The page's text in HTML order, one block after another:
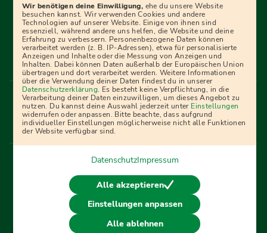
Ratgebern und Prüfungspaketen, interaktiven
Videokursen und vielem mehr. Für alle, die was werden
wollen!
Menü Fußleiste
Impressum Bildquellen Presse
Mediadaten
Partner
AGB Datenschutz
Widerrufsbelehrung
Bestellung
Affiliate Partner Cookies
Vertrag widerrufen
© 2026 Ausbildungspark Verlag. Alle Rechte vorbehalten.
Wir benötigen deine Einwilligung, ehe du unsere Website
besuchen kannst. Wir verwenden Cookies und andere
Technologien auf unserer Website. Einige von ihnen sind
essenziell, während andere uns helfen, die Website und deine
Erfahrung zu verbessern. Personenbezogene Daten können
verarbeitet werden (z. B. IP-Adressen), etwa für personalisierte
Anzeigen und Inhalte oder die Messung von Anzeigen und
Inhalten. Dabei können Daten außerhalb der Europäischen Union
übertragen und dort verarbeitet werden. Weitere Informationen
über die Verwendung deiner Daten findest du in unserer
Datenschutzerklärung. Es besteht keine Verpflichtung, in die
Verarbeitung deiner Daten einzuwilligen, um dieses Angebot zu
nutzen. Du kannst deine Auswahl jederzeit unter Einstellungen
widerrufen oder anpassen. Bitte beachte, dass aufgrund
individueller Einstellungen möglicherweise nicht alle Funktionen
der Website verfügbar sind.
DatenschutzImpressum
Alle akzeptieren
Einstellungen anpassen
Alle ablehnen